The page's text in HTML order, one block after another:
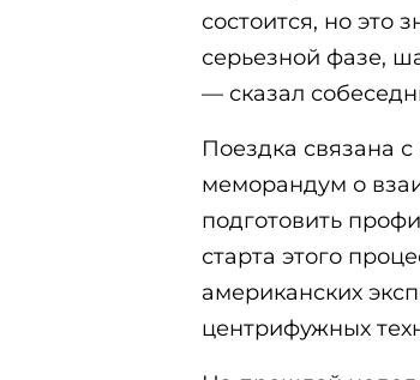
состоится, но это
серьезной фазе,
— сказал
Поездка связана
меморандум о
подготовить
старта этого
американских
центрифужных